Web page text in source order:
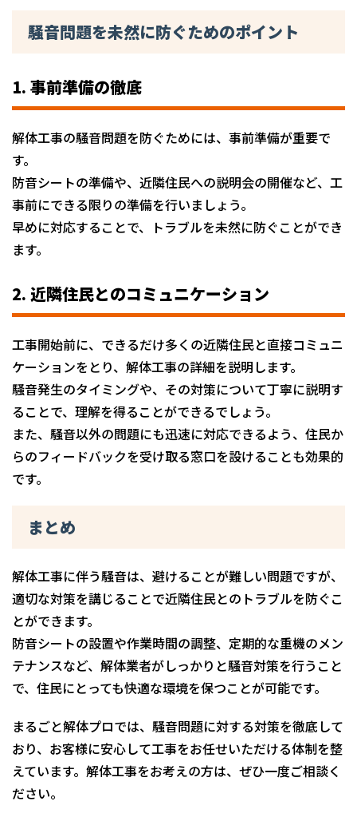
騒音問題を未然に防ぐためのポイント
1. 事前準備の徹底
解体工事の騒音問題を防ぐためには、事前準備が重要で
す。
防音シートの準備や、近隣住民への説明会の開催など、工
事前にできる限りの準備を行いましょう。
早めに対応することで、トラブルを未然に防ぐことができ
ます。
2. 近隣住民とのコミュニケーション
工事開始前に、できるだけ多くの近隣住民と直接コミュニ
ケーションをとり、解体工事の詳細を説明します。
騒音発生のタイミングや、その対策について丁寧に説明す
ることで、理解を得ることができるでしょう。
また、騒音以外の問題にも迅速に対応できるよう、住民か
らのフィードバックを受け取る窓口を設けることも効果的
です。
まとめ
解体工事に伴う騒音は、避けることが難しい問題ですが、
適切な対策を講じることで近隣住民とのトラブルを防ぐこ
とができます。
防音シートの設置や作業時間の調整、定期的な重機のメン
テナンスなど、解体業者がしっかりと騒音対策を行うこと
で、住民にとっても快適な環境を保つことが可能です。
まるごと解体プロでは、騒音問題に対する対策を徹底して
おり、お客様に安心して工事をお任せいただける体制を整
えています。解体工事をお考えの方は、ぜひ一度ご相談く
ださい。